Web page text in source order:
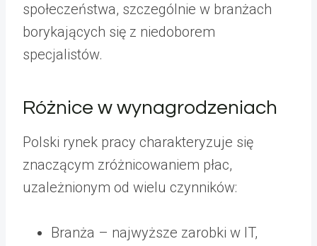
społeczeństwa, szczególnie w branżach
borykających się z niedoborem
specjalistów.
Różnice w wynagrodzeniach
Polski rynek pracy charakteryzuje się
znaczącym zróżnicowaniem płac,
uzależnionym od wielu czynników:
Branża – najwyższe zarobki w IT,